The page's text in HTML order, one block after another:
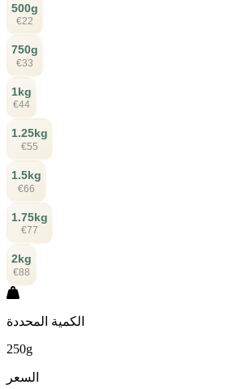
500g
€22
750g
€33
1kg
€44
1.25kg
€55
1.5kg
€66
1.75kg
€77
2kg
€88
الكمية المحددة
250g
السعر